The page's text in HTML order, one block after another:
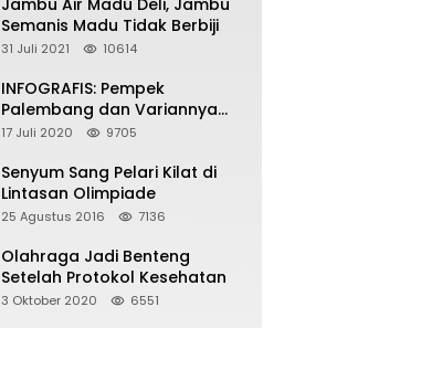
Jambu Air Madu Deli, Jambu
Semanis Madu Tidak Berbiji
31 Juli 2021 10614
INFOGRAFIS: Pempek
Palembang dan Variannya
yang Melegenda
17 Juli 2020 9705
Senyum Sang Pelari Kilat di
Lintasan Olimpiade
25 Agustus 2016 7136
Olahraga Jadi Benteng
Setelah Protokol Kesehatan
3 Oktober 2020 6551